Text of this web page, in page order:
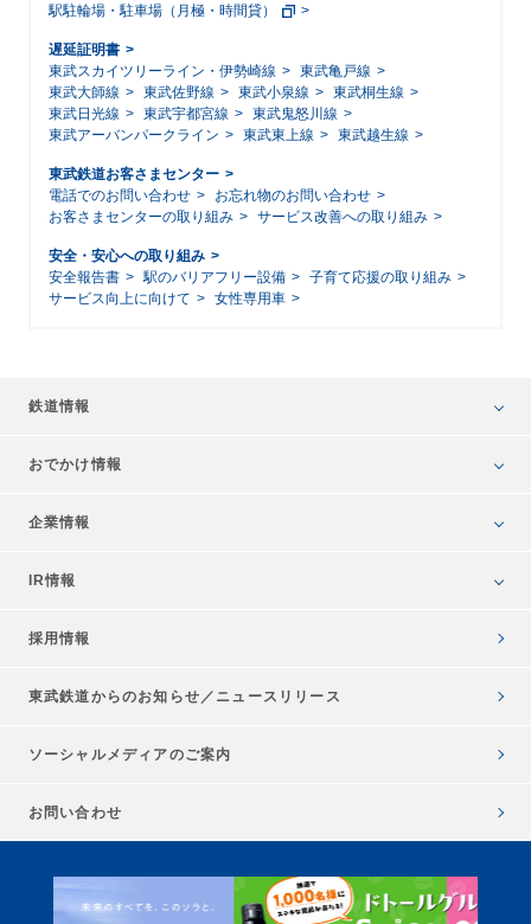
駅駐輪場・駐車場（月極・時間貸）
遅延証明書
東武スカイツリーライン・伊勢崎線
東武亀戸線
東武大師線
東武佐野線 東武小泉線
東武桐生線
東武日光線
東武宇都宮線
東武鬼怒川線
東武アーバンパークライン
東武東上線 東武越生線
東武鉄道お客さまセンター
電話でのお問い合わせ
お忘れ物のお問い合わせ
お客さまセンターの取り組み
サービス改善への取り組み
安全・安心への取り組み
安全報告書
駅のバリアフリー設備
子育て応援の取り組み
サービス向上に向けて
女性専用車
鉄道情報
おでかけ情報
企業情報
IR情報
採用情報
東武鉄道からのお知らせ／ ニュースリリース
ソーシャルメディアのご案内
お問い合わせ